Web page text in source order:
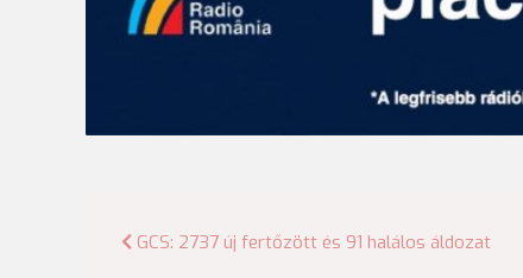
Bejegyzés
GCS: 2737 új fertőzött és 91 halálos áldozat